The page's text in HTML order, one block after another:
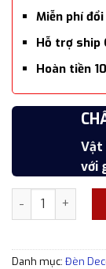
Miễn phí
Hỗ trợ ship
Hoàn tiền
Vật
với
7
Đổi
Đèn LED Dáng
Danh mục: Đèn